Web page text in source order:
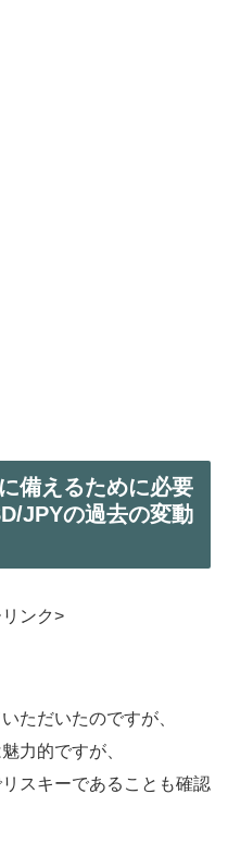
備えるために必要
JPYの過去の変動
ンク>
ただいたのですが、
力的ですが、
スキーであることも確認